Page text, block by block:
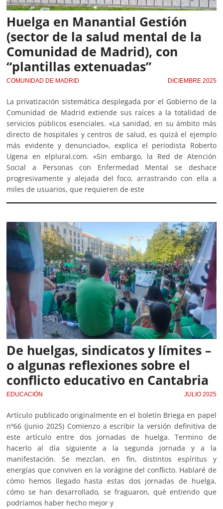
Huelga en Manantial Gestión
(sector de la salud mental de la
Comunidad de Madrid), con
“plantillas extenuadas”
COMUNIDAD DE MADRID DICIEMBRE 2025
La privatización sistemática desplegada por el Gobierno de la
Comunidad de Madrid extiende sus raíces a la totalidad de
servicios públicos esenciales. «La sanidad, en su ámbito más
directo de hospitales y centros de salud, es quizá el ejemplo
más evidente y denunciado«, explica el periodista Roberto
Ugena en elplural.com. «Sin embargo, la Red de Atención
Social a Personas con Enfermedad Mental se deshace
progresivamente y alejada del foco, arrastrando con ella a
miles de usuarios, que requieren de este
De huelgas, sindicatos y límites –
o algunas reflexiones sobre el
conflicto educativo en Cantabria
EDUCACIÓN JULIO 2025
Artículo publicado originalmente en el boletín Briega en papel
nº66 (junio 2025) Comienzo a escribir la versión definitiva de
este artículo entre dos jornadas de huelga. Termino de
hacerlo al día siguiente a la segunda jornada y a la
manifestación. Se mezclan, en fin, distintos espíritus y
energías que conviven en la vorágine del conflicto. Hablaré de
cómo hemos llegado hasta estas dos jornadas de huelga,
cómo se han desarrollado, se fraguaron, qué entiendo que
podríamos haber hecho mejor y